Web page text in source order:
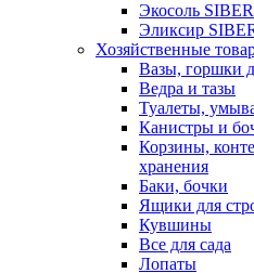
Экосоль
Эликсир
Хозяйственные
Вазы, горшки
Ведра и тазы
Туалеты,
Канистры и
Корзины,
хранения
Баки, бочки
Ящики для
Кувшины
Все для сада
Лопаты